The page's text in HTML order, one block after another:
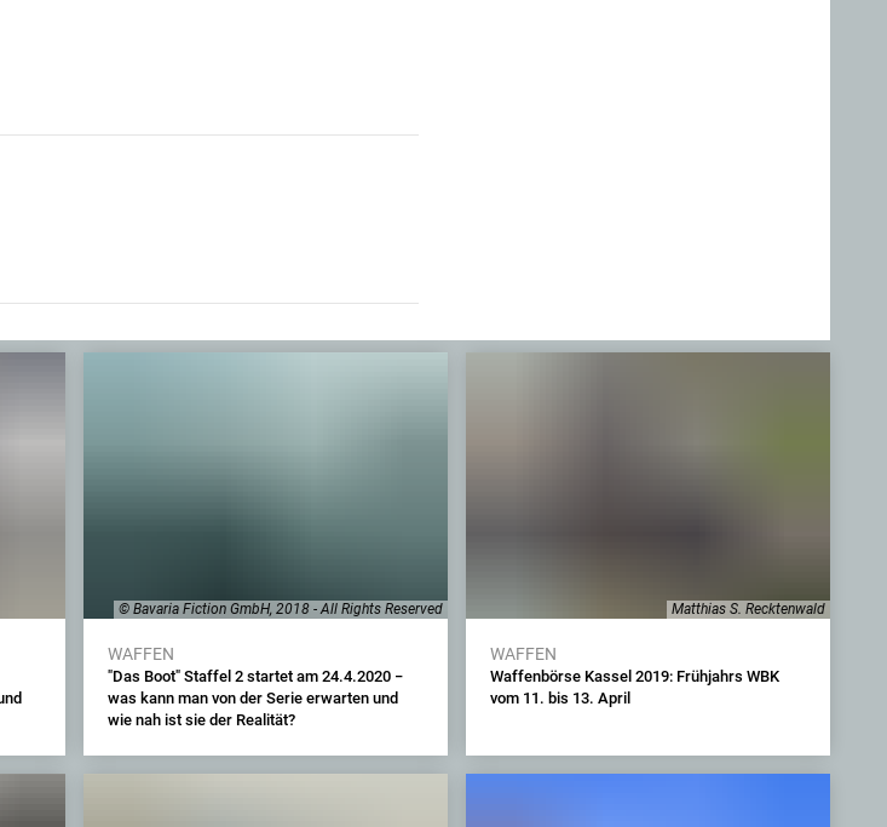
© Bavaria Fiction GmbH, 2018 - All Rights Reserved
WAFFEN
"Das Boot" Staffel 2 startet am 24.4.2020 −
was kann man von der Serie erwarten und
wie nah ist sie der Realität?
Matthias S. Recktenwald
WAFFEN
Waffenbörse Kassel 2019: Frühjahrs WBK
vom 11. bis 13. April